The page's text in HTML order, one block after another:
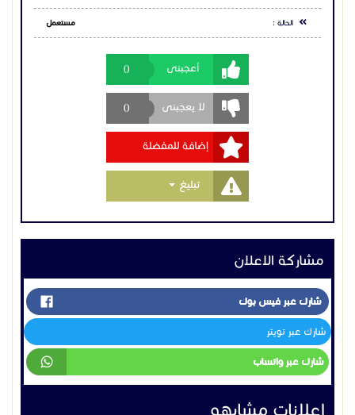
شارك عبر فيس بوك
شارك عبر تويتر
اعلانات مشابهه
للبيع بي ام دبليو 118i
بي ام دبليـو
بي ام دبليـو